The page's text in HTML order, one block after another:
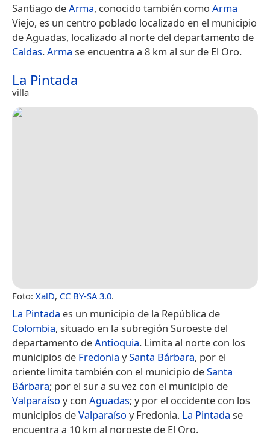
Santiago deArma, conocido también como Arma
Viejo, es un centro poblado localizado en el municipio
de Aguadas, localizado al norte del departamento de
Caldas.Arma se encuentra a 8 km al sur de El Oro.
La Pintada
villa
Foto: XalD, CC BY-SA 3.0.
La Pintada es un municipio de la República de
Colombia, situado en la subregión Suroeste del
departamento deAntioquia. Limita al norte con los
municipios de Fredonia ySanta Bárbara, por el
oriente limita también con el municipio deSanta
Bárbara; por el sur a su vez con el municipio de
Valparaíso y con Aguadas; y por el occidente con los
municipios deValparaíso y Fredonia. La Pintada se
encuentra a 10 km al noroeste de El Oro.